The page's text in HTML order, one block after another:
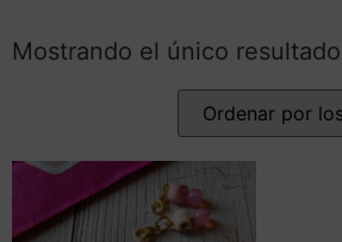
Mostrando el único resultado